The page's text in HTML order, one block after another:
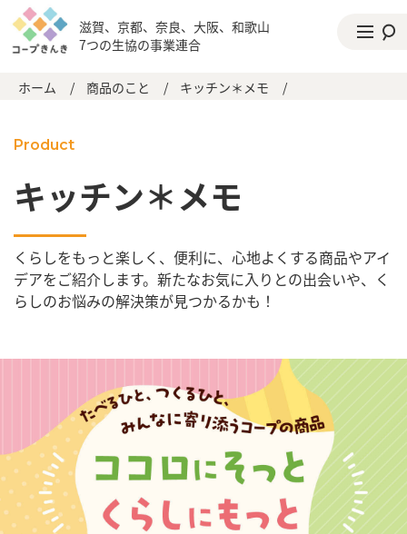
滋賀、京都、奈良、大阪、和歌山
7つの生協の事業連合
ホーム / 商品のこと / キッチン＊メモ /
Product
キッチン＊メモ
くらしをもっと楽しく、便利に、心地よくする商品やアイ
デアをご紹介します。新たなお気に入りとの出会いや、く
らしのお悩みの解決策が見つかるかも！